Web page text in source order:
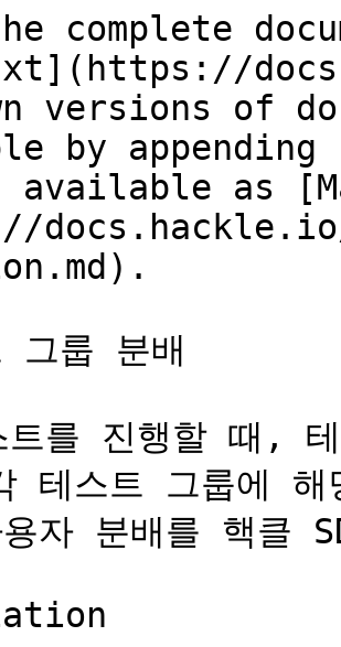
complete
versions of
by
available as
docs.hackle.io/
그룹 분배
를 진행할 때,
테스트 그룹에
자 분배를 핵클